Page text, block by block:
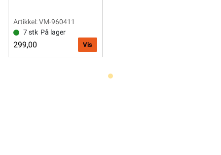
Artikkel: VM-960411
7 stk På lager
299,00 Vis